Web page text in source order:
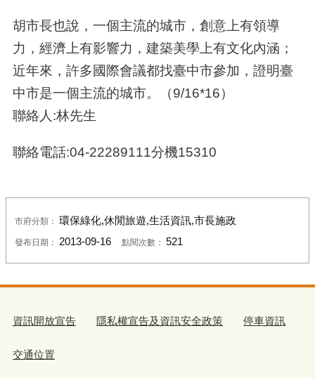
胡市長也說，一個主流的城市，創意上有領導
力，經濟上有影響力，建築美學上有文化內涵；
近年來，許多國際會議都找臺中市參加，證明臺
中市是一個主流的城市。（9/16*16）
聯絡人:林先生
聯絡電話:04-22289111分機15310
市府分類： 環保綠化,休閒旅遊,生活資訊,市長施政
發布日期： 2013-09-16 點閱次數： 521
資訊開放宣告 隱私權宣告及資訊安全政策 停車資訊
交通位置